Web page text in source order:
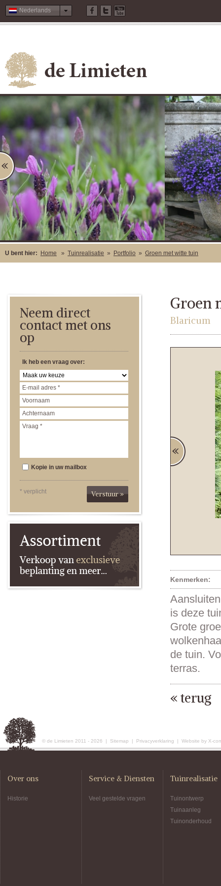
Nederlands
U bent hier: Home » Tuinrealisatie » Portfolio » Groen met witte tuin
Neem direct
contact met ons
op
Ik heb een vraag over:
Kopie in uw mailbox
* verplicht Verstuur »
Groen
Blaricum
Kenmerken:
is deze
Grote
de tuin.
terras.
« terug
© de Limieten 2011 - 2026 | Sitemap | Privacyverklaring | Website by X-
Over ons
Historie
Service & Diensten
Veel gestelde vragen
Tuinrealisatie
Tuinontwerp
Tuinaanleg
Tuinonderhoud